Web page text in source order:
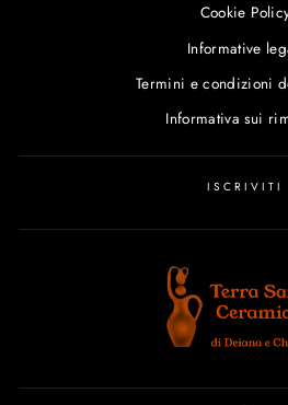
Cookie
Informative
Termini e condizioni
Informativa sui
ISCRIVITI